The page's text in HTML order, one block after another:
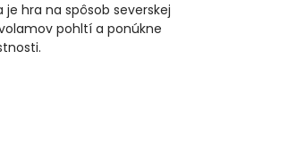
hra na spôsob severskej
pohltí a ponúkne